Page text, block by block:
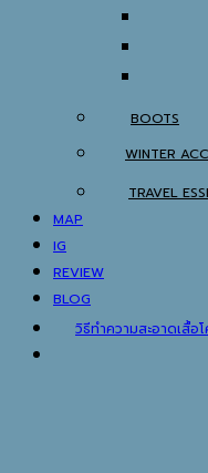
BOOTS
WINTER
TRAVEL
MAP
IG
REVIEW
BLOG
วิธีทำความสะอาดเสื้อ